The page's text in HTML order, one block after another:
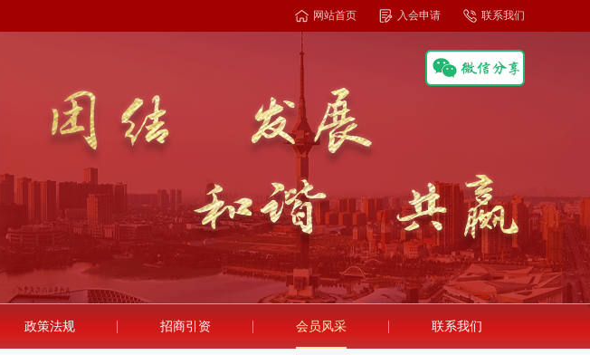
网站首页 入会申请 联系我们
政策法规 招商引资 会员风采 联系我们